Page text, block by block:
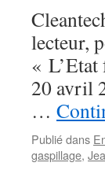
lecteur,
« L’Etat
20 avril
…
Publié dans
gaspillage,